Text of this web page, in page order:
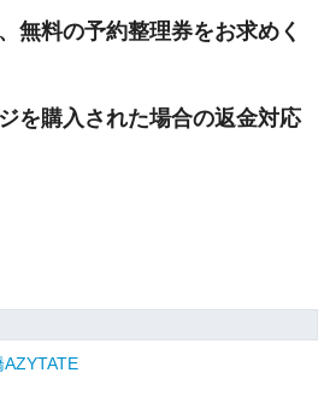
無料の予約整理券をお求めく
を購入された場合の返金対応
AZYTATE